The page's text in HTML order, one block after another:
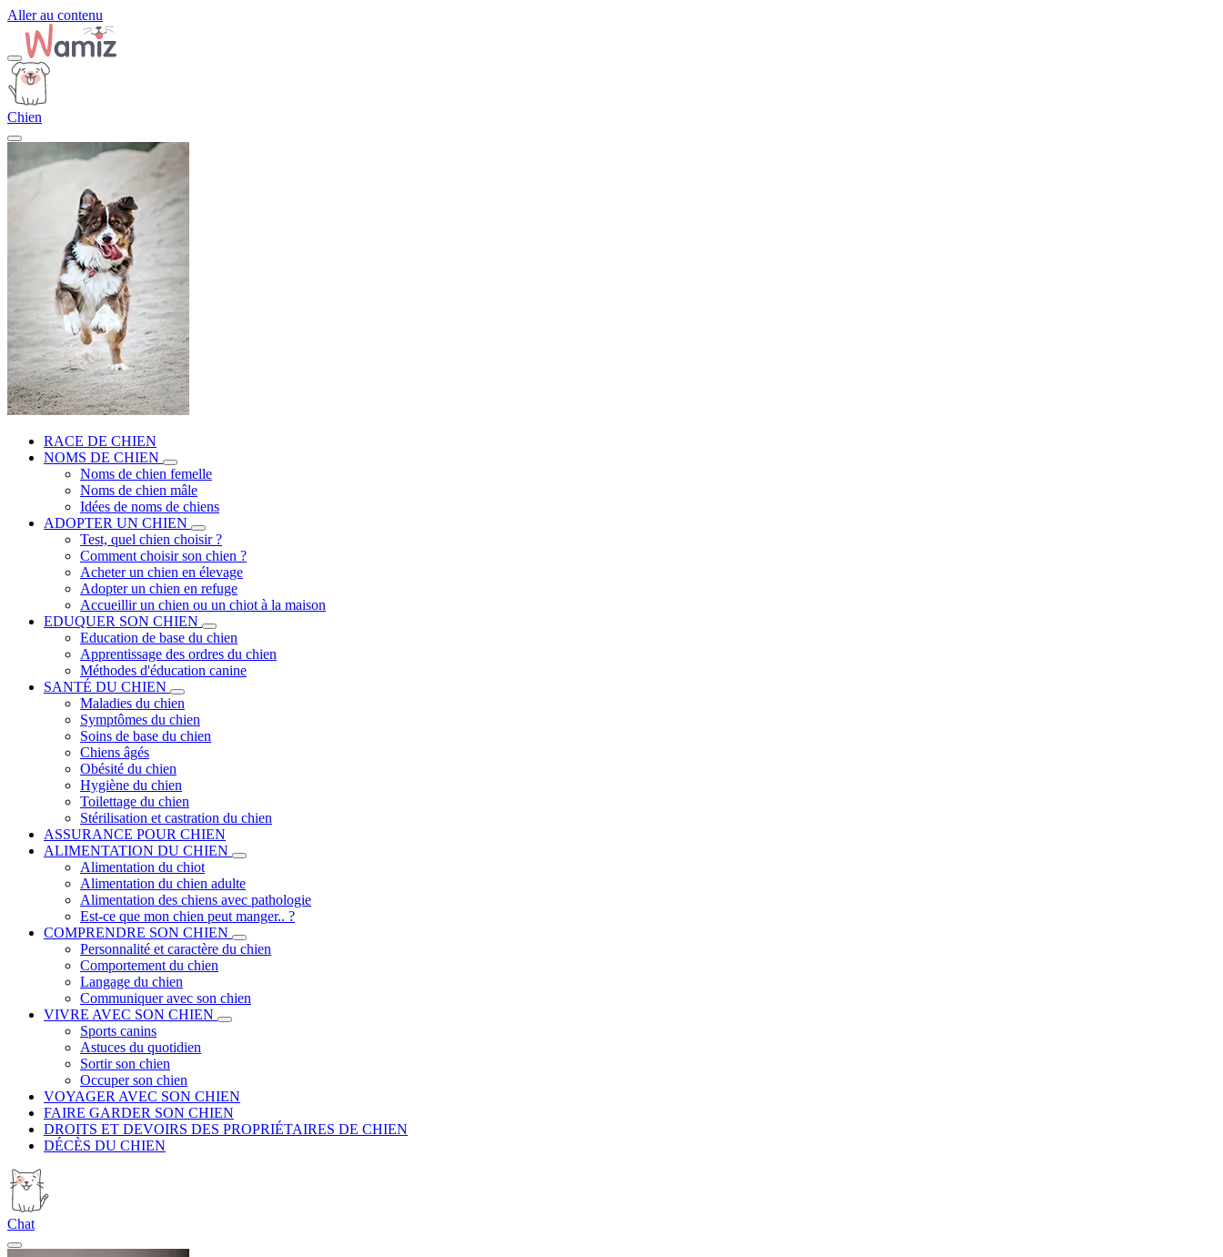
Aller au contenu
Chien
RACE DE CHIEN
NOMS DE CHIEN
Noms de chien femelle
Noms de chien mâle
Idées de noms de chiens
ADOPTER UN CHIEN
Test, quel chien choisir ?
Comment choisir son chien ?
Acheter un chien en élevage
Adopter un chien en refuge
Accueillir un chien ou un chiot à la maison
EDUQUER SON CHIEN
Education de base du chien
Apprentissage des ordres du chien
Méthodes d'éducation canine
SANTÉ DU CHIEN
Maladies du chien
Symptômes du chien
Soins de base du chien
Chiens âgés
Obésité du chien
Hygiène du chien
Toilettage du chien
Stérilisation et castration du chien
ASSURANCE POUR CHIEN
ALIMENTATION DU CHIEN
Alimentation du chiot
Alimentation du chien adulte
Alimentation des chiens avec pathologie
Est-ce que mon chien peut manger.. ?
COMPRENDRE SON CHIEN
Personnalité et caractère du chien
Comportement du chien
Langage du chien
Communiquer avec son chien
VIVRE AVEC SON CHIEN
Sports canins
Astuces du quotidien
Sortir son chien
Occuper son chien
VOYAGER AVEC SON CHIEN
FAIRE GARDER SON CHIEN
DROITS ET DEVOIRS DES PROPRIÉTAIRES DE CHIEN
DÉCÈS DU CHIEN
Chat